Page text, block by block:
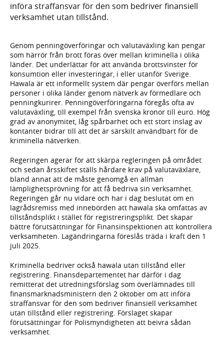
införa straffansvar för den som bedriver finansiell
verksamhet utan tillstånd.
Genom penningöverföringar och valutaväxling kan pengar
som härrör från brott föras över mellan kriminella i olika
länder. Det underlättar för att använda brottsvinster för
konsumtion eller investeringar, i eller utanför Sverige.
Hawala är ett informellt system där pengar överförs mellan
personer i olika länder genom nätverk av förmedlare och
penningkurirer. Penningöverföringarna föregås ofta av
valutaväxling, till exempel från svenska kronor till euro. Hög
grad av anonymitet, låg spårbarhet och ett stort inslag av
kontanter bidrar till att det är särskilt användbart för de
kriminella nätverken.
Regeringen agerar för att skärpa regleringen på området
och sedan årsskiftet ställs hårdare krav på valutaväxlare,
bland annat att de måste genomgå en allmän
lämplighetsprövning för att få bedriva sin verksamhet.
Regeringen går nu vidare och har i dag beslutat om en
lagrådsremiss med innebörden att hawala ska omfattas av
tillståndsplikt i stället för registreringsplikt. Det skapar
bättre förutsättningar för Finansinspektionen att kontrollera
verksamheten. Lagändringarna föreslås träda i kraft den 1
juli 2025.
Kriminella bedriver också hawala utan tillstånd eller
registrering. Finansdepartementet har därför i dag
remitterat det utredningsförslag som överlämnades till
finansmarknadsministern den 2 oktober om att införa
straffansvar för den som bedriver finansiell verksamhet
utan tillstånd eller registrering. Förslaget skapar
förutsättningar för Polismyndigheten att beivra sådan
verksamhet.